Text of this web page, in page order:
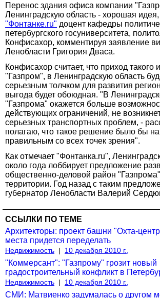
Перенос здания офиса компании
Ленинградскую область - хорошая
"Фонтанке.ru" доцент кафедры
петербургского госуниверситета,
Конфисахор, комментируя заявление
Ленобласти Григория Дваса.
Конфисахор считает, что приход такого
"Газпром", в Ленинградскую область
серьезным толчком для развития
выгода будет обоюдная. "В
"Газпрома" окажется больше
действующих ограничений, не
серьезных транспортных проблем, -
полагаю, что такое решение было бы
правильным со всех точек зрения".
Как отмечает "Фонтанка.ru",
около года лоббирует предложение
общественно-деловой район
территории. Год назад с таким
губернатор Ленобласти Валерий
ССЫЛКИ ПО ТЕМЕ
Архитекторы: проект башни "Охта-
места придется переделать
Недвижимость | 10 декабря 2010 г.,
"Коммерсант": "Газпрому" грозит новый
градостроительный конфликт в
Недвижимость | 10 декабря 2010 г.,
СМИ: Матвиенко задумалась о другом